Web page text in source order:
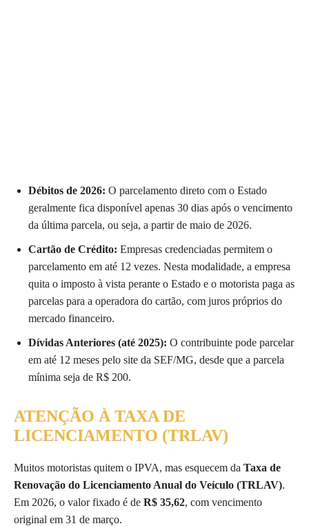
Débitos de 2026: O parcelamento direto com o Estado
geralmente fica disponível apenas 30 dias após o vencimento
da última parcela, ou seja, a partir de maio de 2026.
Cartão de Crédito: Empresas credenciadas permitem o
parcelamento em até 12 vezes. Nesta modalidade, a empresa
quita o imposto à vista perante o Estado e o motorista paga as
parcelas para a operadora do cartão, com juros próprios do
mercado financeiro.
Dívidas Anteriores (até 2025): O contribuinte pode parcelar
em até 12 meses pelo site da SEF/MG, desde que a parcela
mínima seja de R$ 200.
ATENÇÃO À TAXA DE
LICENCIAMENTO (TRLAV)
Muitos motoristas quitem o IPVA, mas esquecem da Taxa de
Renovação do Licenciamento Anual do Veículo (TRLAV).
Em 2026, o valor fixado é de R$ 35,62, com vencimento
original em 31 de março.